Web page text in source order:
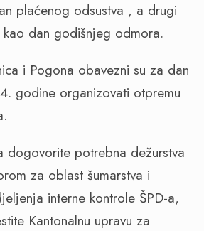
plaćenog odsustva , a drugi
dan godišnjeg odmora.
i Pogona obavezni su za dan
godine organizovati otpremu
potrebna dežurstva
za oblast šumarstva i
interne kontrole ŠPD-a,
Kantonalnu upravu za